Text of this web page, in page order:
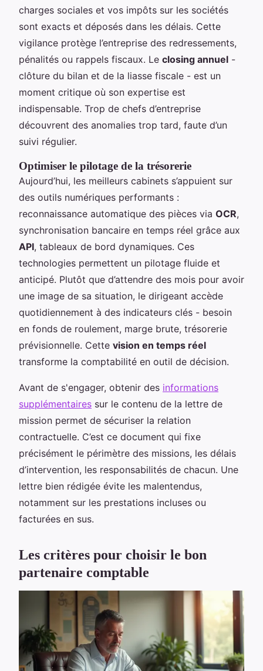
charges sociales et vos impôts sur les sociétés
sont exacts et déposés dans les délais. Cette
vigilance protège l’entreprise des redressements,
pénalités ou rappels fiscaux. Le closing annuel -
clôture du bilan et de la liasse fiscale - est un
moment critique où son expertise est
indispensable. Trop de chefs d’entreprise
découvrent des anomalies trop tard, faute d’un
suivi régulier.
Optimiser le pilotage de la trésorerie
Aujourd’hui, les meilleurs cabinets s’appuient sur
des outils numériques performants :
reconnaissance automatique des pièces via OCR,
synchronisation bancaire en temps réel grâce aux
API, tableaux de bord dynamiques. Ces
technologies permettent un pilotage fluide et
anticipé. Plutôt que d’attendre des mois pour avoir
une image de sa situation, le dirigeant accède
quotidiennement à des indicateurs clés - besoin
en fonds de roulement, marge brute, trésorerie
prévisionnelle. Cette vision en temps réel
transforme la comptabilité en outil de décision.
Avant de s'engager, obtenir des informations
supplémentaires sur le contenu de la lettre de
mission permet de sécuriser la relation
contractuelle. C’est ce document qui fixe
précisément le périmètre des missions, les délais
d’intervention, les responsabilités de chacun. Une
lettre bien rédigée évite les malentendus,
notamment sur les prestations incluses ou
facturées en sus.
Les critères pour choisir le bon
partenaire comptable